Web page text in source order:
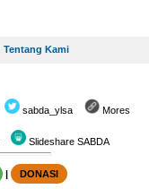
Tentang Kami
sabda_ylsa Mores
Slideshare SABDA
| DONASI